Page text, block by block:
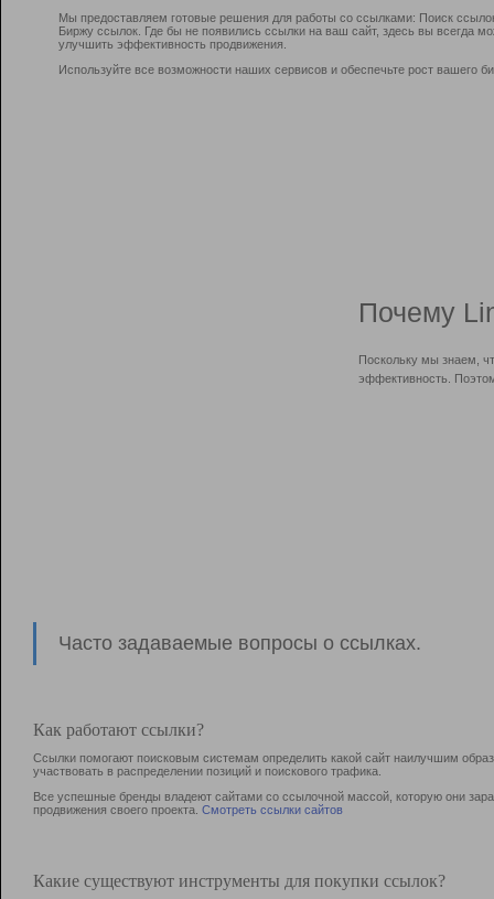
Мы предоставляем готовые решения для работы со ссылками: Поиск
Биржу ссылок. Где бы не появились ссылки на ваш сайт, здесь вы всегда
улучшить эффективность продвижения.
Используйте все возможности наших сервисов и обеспечьте рост вашего
Почему
Поскольку мы знаем,
эффективность.
Часто задаваемые вопросы о ссылках.
Как работают ссылки?
Ссылки помогают поисковым системам определить какой сайт наилучшим
участвовать в раcпределении позиций и поискового трафика.
Все успешные бренды владеют сайтами со ссылочной массой, которую они
продвижения своего проекта. Смотреть ссылки сайтов
Какие существуют инструменты для покупки ссылок?